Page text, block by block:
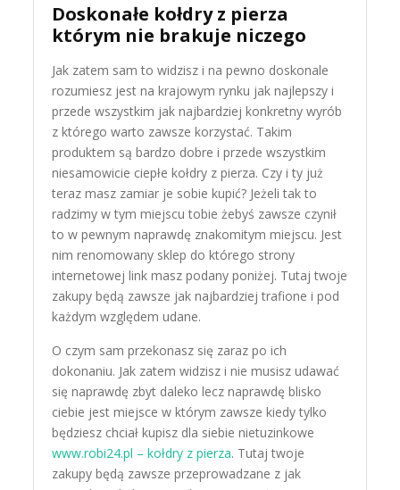
Doskonałe kołdry z pierza
którym nie brakuje niczego
Jak zatem sam to widzisz i na pewno doskonale
rozumiesz jest na krajowym rynku jak najlepszy i
przede wszystkim jak najbardziej konkretny wyrób
z którego warto zawsze korzystać. Takim
produktem są bardzo dobre i przede wszystkim
niesamowicie ciepłe kołdry z pierza. Czy i ty już
teraz masz zamiar je sobie kupić? Jeżeli tak to
radzimy w tym miejscu tobie żebyś zawsze czynił
to w pewnym naprawdę znakomitym miejscu. Jest
nim renomowany sklep do którego strony
internetowej link masz podany poniżej. Tutaj twoje
zakupy będą zawsze jak najbardziej trafione i pod
każdym względem udane.
O czym sam przekonasz się zaraz po ich
dokonaniu. Jak zatem widzisz i nie musisz udawać
się naprawdę zbyt daleko lecz naprawdę blisko
ciebie jest miejsce w którym zawsze kiedy tylko
będziesz chciał kupisz dla siebie nietuzinkowe
www.robi24.pl – kołdry z pierza. Tutaj twoje
zakupy będą zawsze przeprowadzane z jak